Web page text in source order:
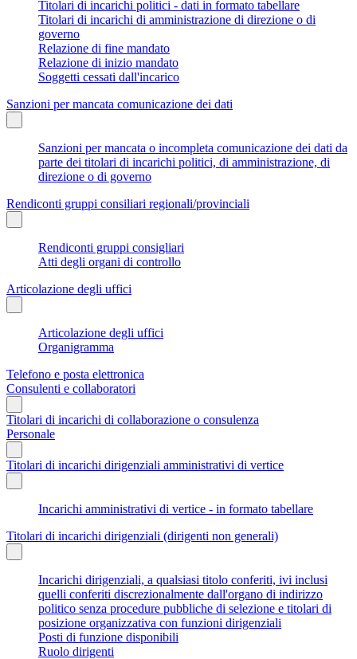
Titolari di incarichi politici - dati in formato tabellare
Titolari di incarichi di amministrazione di direzione o di
governo
Relazione di fine mandato
Relazione di inizio mandato
Soggetti cessati dall'incarico
Sanzioni per mancata comunicazione dei dati
Sanzioni per mancata o incompleta comunicazione dei dati da
parte dei titolari di incarichi politici, di amministrazione, di
direzione o di governo
Rendiconti gruppi consiliari regionali/provinciali
Rendiconti gruppi consigliari
Atti degli organi di controllo
Articolazione degli uffici
Articolazione degli uffici
Organigramma
Telefono e posta elettronica
Consulenti e collaboratori
Titolari di incarichi di collaborazione o consulenza
Personale
Titolari di incarichi dirigenziali amministrativi di vertice
Incarichi amministrativi di vertice - in formato tabellare
Titolari di incarichi dirigenziali (dirigenti non generali)
Incarichi dirigenziali, a qualsiasi titolo conferiti, ivi inclusi
quelli conferiti discrezionalmente dall'organo di indirizzo
politico senza procedure pubbliche di selezione e titolari di
posizione organizzativa con funzioni dirigenziali
Posti di funzione disponibili
Ruolo dirigenti